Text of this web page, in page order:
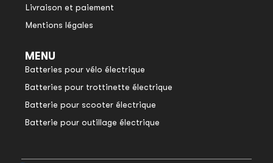
Livraison et paiement
Mentions légales
MENU
Batteries pour vélo électrique
Batteries pour trottinette électrique
Batterie pour scooter électrique
Batterie pour outillage électrique